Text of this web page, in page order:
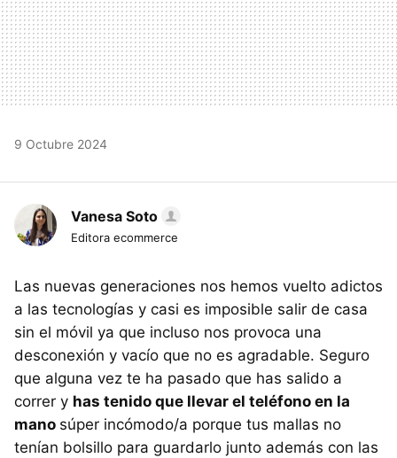
9 Octubre 2024
Vanesa Soto
Editora ecommerce
Las nuevas generaciones nos hemos vuelto adictos
a las tecnologías y casi es imposible salir de casa
sin el móvil ya que incluso nos provoca una
desconexión y vacío que no es agradable. Seguro
que alguna vez te ha pasado que has salido a
correr y has tenido que llevar el teléfono en la
mano súper incómodo/a porque tus mallas no
tenían bolsillo para guardarlo junto además con las